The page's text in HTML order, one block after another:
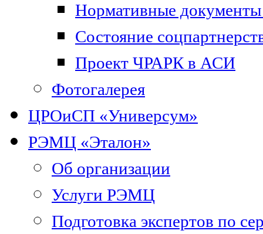
Нормативные документы
Состояние
Проект ЧРАРК в АСИ
Фотогалерея
ЦРОиСП «Универсум»
РЭМЦ «Эталон»
Об организации
Услуги РЭМЦ
Подготовка экспертов по